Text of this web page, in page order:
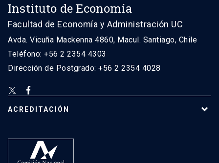
Instituto de Economía
Facultad de Economía y Administración UC
Avda. Vicuña Mackenna 4860, Macul. Santiago, Chile
Teléfono: +56 2 2354 4303
Dirección de Postgrado: +56 2 2354 4028
ACREDITACIÓN